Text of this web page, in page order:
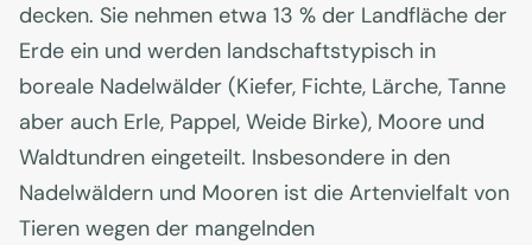
decken. Sie nehmen etwa 13 % der Landfläche der
Erde ein und werden landschaftstypisch in
boreale Nadelwälder (Kiefer, Fichte, Lärche, Tanne
aber auch Erle, Pappel, Weide Birke), Moore und
Waldtundren eingeteilt. Insbesondere in den
Nadelwäldern und Mooren ist die Artenvielfalt von
Tieren wegen der mangelnden